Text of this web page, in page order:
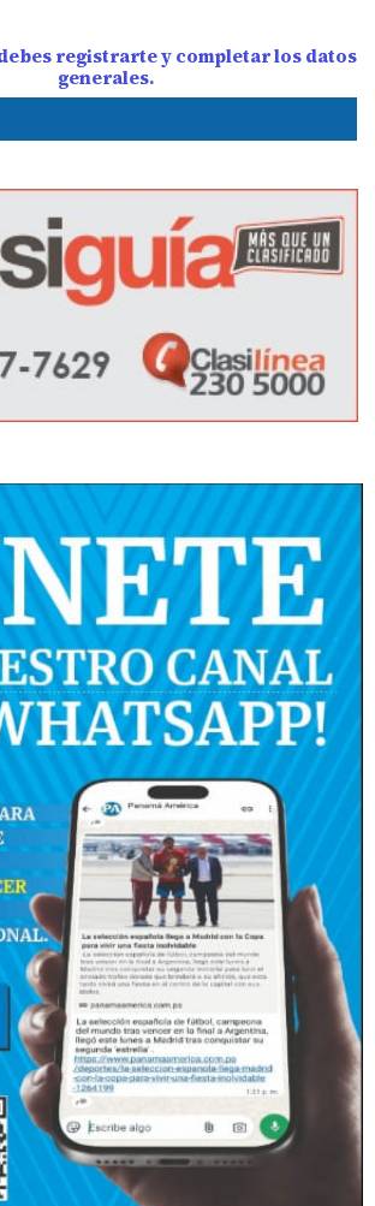
registrarte y completar los datos
generales.